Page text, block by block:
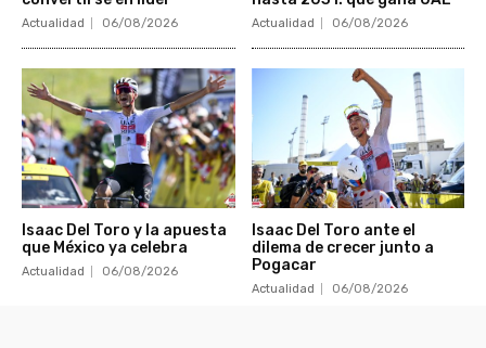
Actualidad 06/08/2026 Actualidad 06/08/2026
Isaac Del Toro y la apuesta
que México ya celebra
Actualidad 06/08/2026
Isaac Del Toro ante el
dilema de crecer junto a
Pogacar
Actualidad 06/08/2026